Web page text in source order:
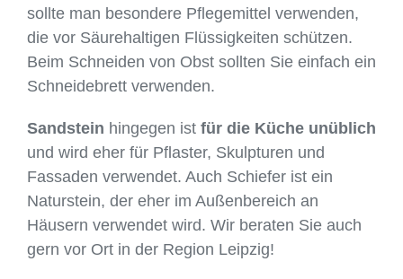
sollte man besondere Pflegemittel verwenden,
die vor Säurehaltigen Flüssigkeiten schützen.
Beim Schneiden von Obst sollten Sie einfach ein
Schneidebrett verwenden.
Sandstein hingegen ist für die Küche unüblich
und wird eher für Pflaster, Skulpturen und
Fassaden verwendet. Auch Schiefer ist ein
Naturstein, der eher im Außenbereich an
Häusern verwendet wird. Wir beraten Sie auch
gern vor Ort in der Region Leipzig!